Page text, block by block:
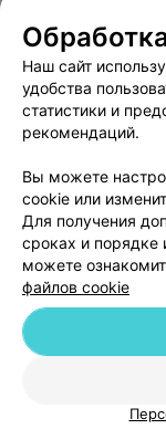
© 2026 ООО «Артокс
Наш сайт
удобства
статистики и
рекомендаций.
Вы можете
cookie или
Для получения
сроках и порядке
можете
файлов cookie